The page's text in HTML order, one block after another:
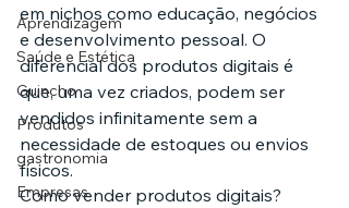
Aprendizagem
Saúde e Estética
Guincho
Produtos
gastronomia
Empresas
em nichos como educação, negócios
e desenvolvimento pessoal. O
diferencial dos produtos digitais é
que, uma vez criados, podem ser
vendidos infinitamente sem a
necessidade de estoques ou envios
físicos.
Como vender produtos digitais?